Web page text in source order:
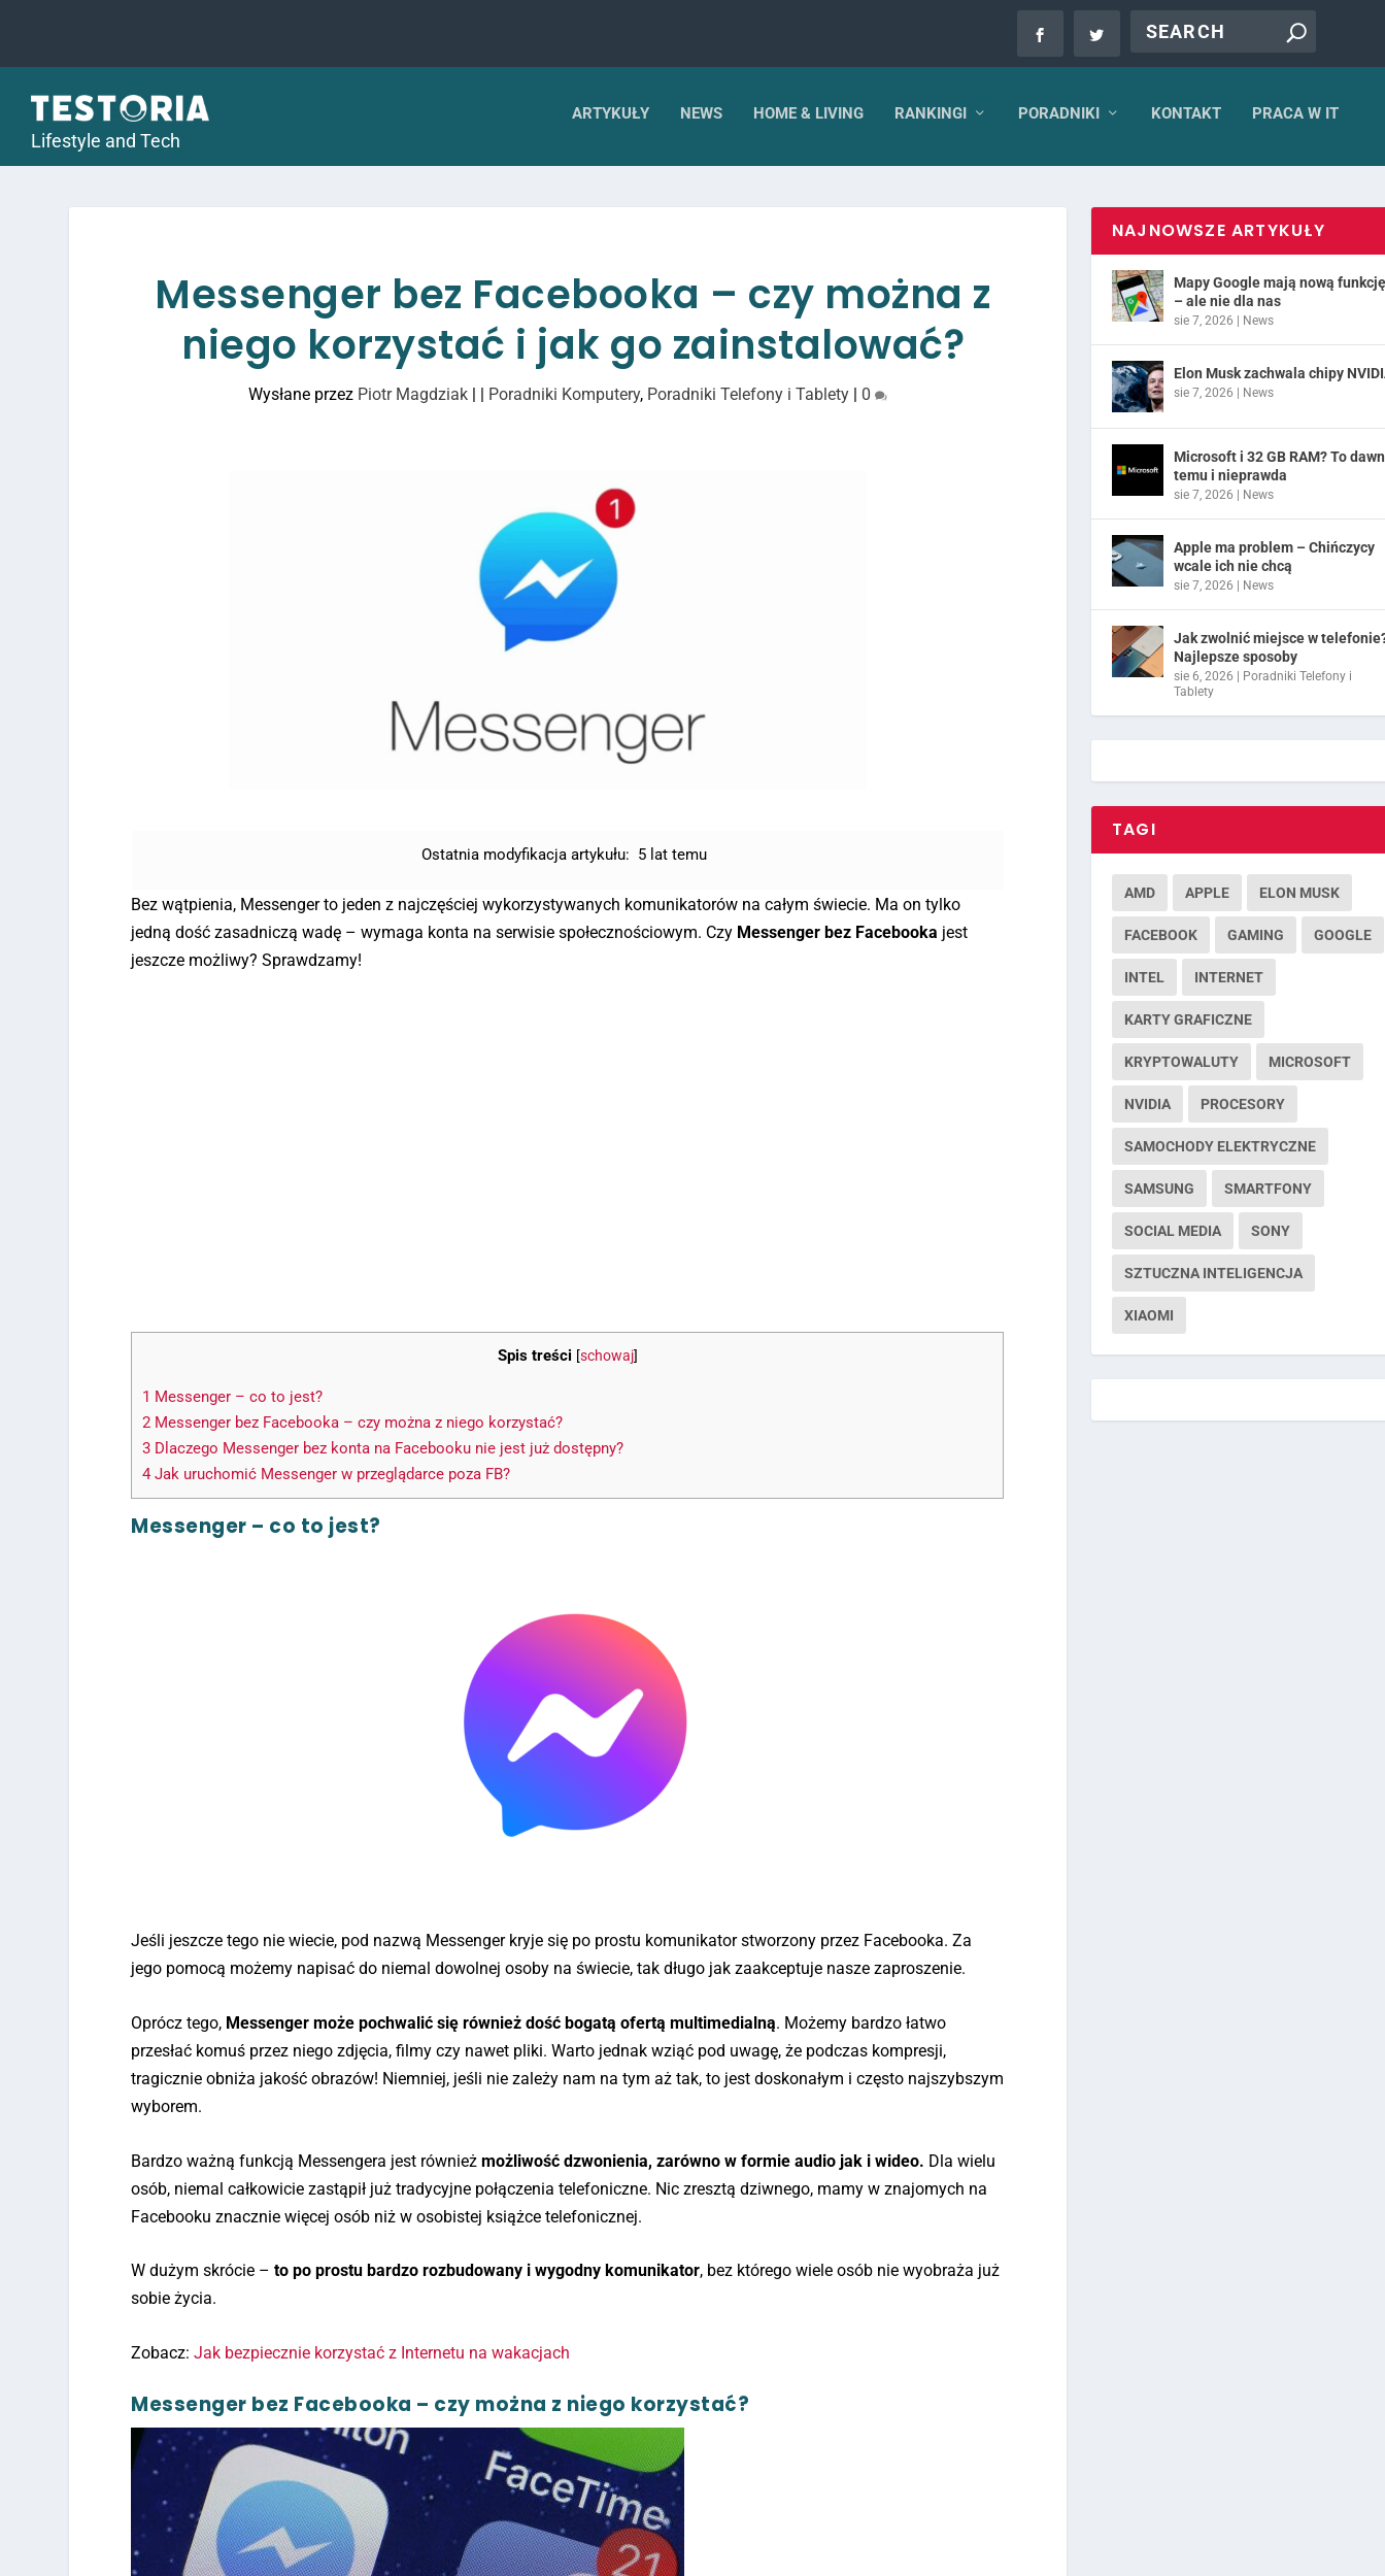
Lifestyle and Tech
ARTYKUŁY NEWS HOME & LIVING RANKINGI PORADNIKI KONTAKT PRACA W IT
Messenger bez Facebooka – czy można z
niego korzystać i jak go zainstalować?
Wysłane przez Piotr Magdziak | | Poradniki Komputery, Poradniki Telefony i Tablety | 0
Ostatnia modyfikacja artykułu: 5 lat temu
Bez wątpienia, Messenger to jeden z najczęściej wykorzystywanych komunikatorów na całym świecie. Ma on tylko
jedną dość zasadniczą wadę – wymaga konta na serwisie społecznościowym. Czy Messenger bez Facebooka jest
jeszcze możliwy? Sprawdzamy!
Spis treści [schowaj]
1 Messenger – co to jest?
2 Messenger bez Facebooka – czy można z niego korzystać?
3 Dlaczego Messenger bez konta na Facebooku nie jest już dostępny?
4 Jak uruchomić Messenger w przeglądarce poza FB?
Messenger – co to jest?
Jeśli jeszcze tego nie wiecie, pod nazwą Messenger kryje się po prostu komunikator stworzony przez Facebooka. Za
jego pomocą możemy napisać do niemal dowolnej osoby na świecie, tak długo jak zaakceptuje nasze zaproszenie.
Oprócz tego, Messenger może pochwalić się również dość bogatą ofertą multimedialną. Możemy bardzo łatwo
przesłać komuś przez niego zdjęcia, filmy czy nawet pliki. Warto jednak wziąć pod uwagę, że podczas kompresji,
tragicznie obniża jakość obrazów! Niemniej, jeśli nie zależy nam na tym aż tak, to jest doskonałym i często najszybszym
wyborem.
Bardzo ważną funkcją Messengera jest równieżmożliwość dzwonienia, zarówno w formie audio jak i wideo. Dla wielu
osób, niemal całkowicie zastąpił już tradycyjne połączenia telefoniczne. Nic zresztą dziwnego, mamy w znajomych na
Facebooku znacznie więcej osób niż w osobistej książce telefonicznej.
W dużym skrócie –to po prostu bardzo rozbudowany i wygodny komunikator, bez którego wiele osób nie wyobraża już
sobie życia.
Zobacz:Jak bezpiecznie korzystać z Internetu na wakacjach
Messenger bez Facebooka – czy można z niego korzystać?
NAJNOWSZE ARTYKUŁY
Mapy Google mają nową funkcję
– ale nie dla nas
sie 7, 2026 | News
Elon Musk zachwala chipy
sie 7, 2026 | News
Microsoft i 32 GB RAM? To
temu i nieprawda
sie 7, 2026 | News
Apple ma problem – Chińczycy
wcale ich nie chcą
sie 7, 2026 | News
Jak zwolnić miejsce w
Najlepsze sposoby
sie 6, 2026 | Poradniki Telefony i
Tablety
TAGI
AMD APPLE ELON MUSK
FACEBOOK GAMING GOOGLE
INTEL INTERNET
KARTY GRAFICZNE
KRYPTOWALUTY MICROSOFT
NVIDIA PROCESORY
SAMOCHODY ELEKTRYCZNE
SAMSUNG SMARTFONY
SOCIAL MEDIA SONY
SZTUCZNA INTELIGENCJA
XIAOMI